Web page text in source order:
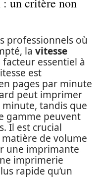
professionnels où
la vitesse
essentiel à
est
pages par minute
peut imprimer
tandis que
gamme peuvent
Il est crucial
matière de volume
une imprimante
imprimerie
rapide qu’un